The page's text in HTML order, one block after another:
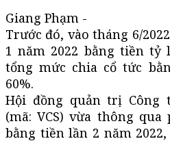
Giang Phạm -
Trước đó, vào tháng 6/
1 năm 2022 bằng tiền tỷ
tổng mức chia cổ tức
60%.
Hội đồng quản trị Công
(mã: VCS) vừa thông qua
bằng tiền lần 2 năm